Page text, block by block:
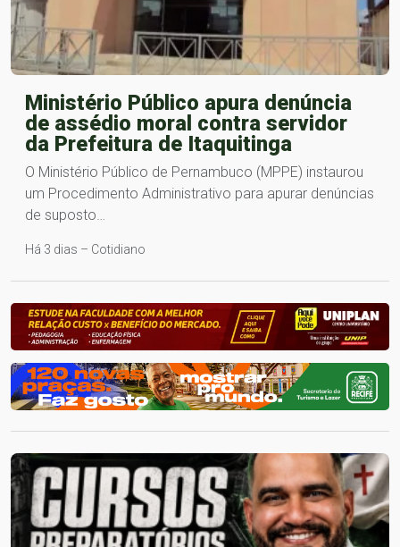
Ministério Público apura denúncia
de assédio moral contra servidor
da Prefeitura de Itaquitinga
O Ministério Público de Pernambuco (MPPE) instaurou
um Procedimento Administrativo para apurar denúncias
de suposto…
Há 3 dias – Cotidiano